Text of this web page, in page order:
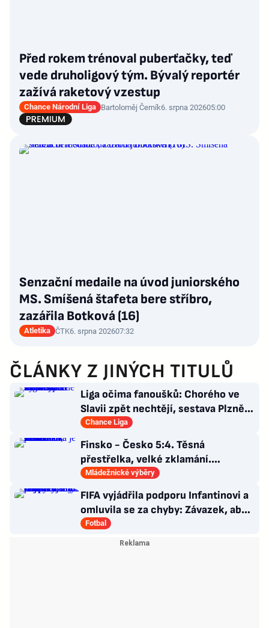
Před rokem trénoval puberťačky, teď
vede druholigový tým. Bývalý reportér
zažívá raketový vzestup
Chance Národní Liga Bartoloměj Černík6. srpna 202605:00
Senzační medaile na úvod juniorského
MS. Smíšená štafeta bere stříbro,
zazářila Botková (16)
Atletika ČTK6. srpna 202607:32
ČLÁNKY Z JINÝCH TITULŮ
Liga očima fanoušků: Chorého ve
Slavii zpět nechtějí, sestava Plzně
vytažená z klobouku
Chance Liga
Finsko - Česko 5:4. Těsná
přestřelka, velké zklamání.
Osmnáctka je mimo semifinále
Mládežnické výběry
FIFA vyjádřila podporu Infantinovi a
omluvila se za chyby: Závazek, aby
se již neopakovaly
Fotbal